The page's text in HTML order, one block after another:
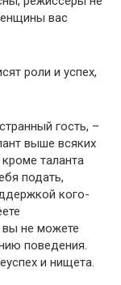
вас
роли и успех,
гость, –
выше всяких
таланта
подать,
кого-
вы не можете
поведения.
и нищета.